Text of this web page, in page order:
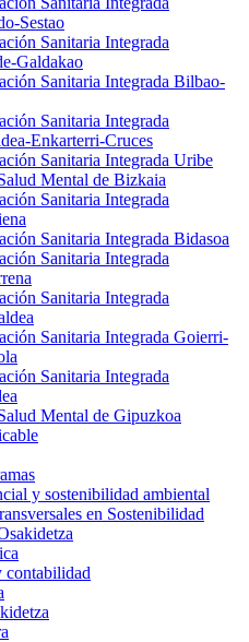
Sestao
Sanitaria Integrada
Galdakao
Sanitaria Integrada Bilbao-
Sanitaria Integrada
Enkarterri-Cruces
Sanitaria Integrada Uribe
Mental de Bizkaia
Sanitaria Integrada
Sanitaria Integrada Bidasoa
Sanitaria Integrada
Sanitaria Integrada
Sanitaria Integrada Goierri-
Sanitaria Integrada
Mental de Gipuzkoa
y sostenibilidad ambiental
en Sostenibilidad
contabilidad